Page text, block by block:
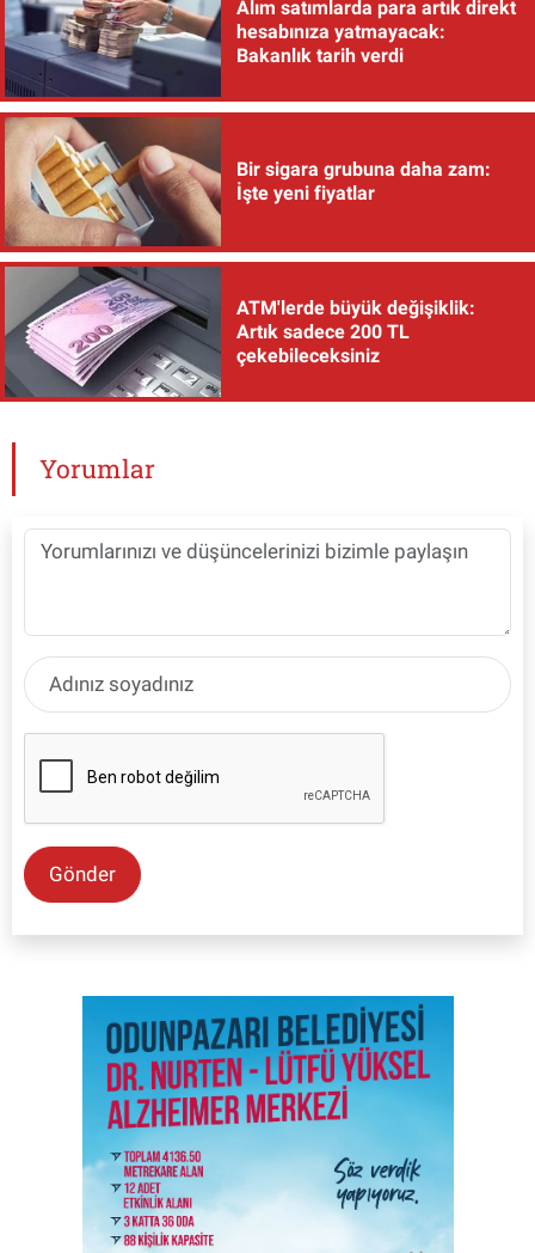
Alım satımlarda para artık direkt
hesabınıza yatmayacak:
Bakanlık tarih verdi
Bir sigara grubuna daha zam:
İşte yeni fiyatlar
ATM'lerde büyük değişiklik:
Artık sadece 200 TL
çekebileceksiniz
Yorumlar
Gönder